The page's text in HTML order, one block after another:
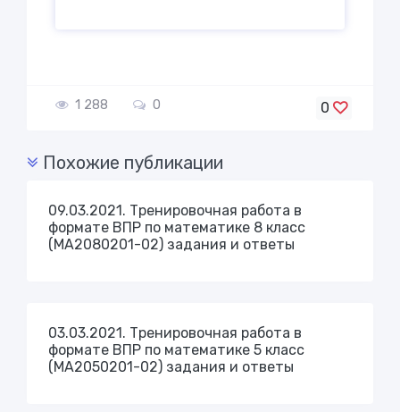
1 288 0 0
Похожие публикации
09.03.2021. Тренировочная работа в
формате ВПР по математике 8 класс
(МА2080201-02) задания и ответы
03.03.2021. Тренировочная работа в
формате ВПР по математике 5 класс
(МА2050201-02) задания и ответы